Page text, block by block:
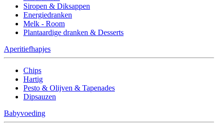
Siropen & Diksappen
Energiedranken
Melk - Room
Plantaardige dranken & Desserts
Aperitiefhapjes
Chips
Hartig
Pesto & Olijven & Tapenades
Dipsauzen
Babyvoeding